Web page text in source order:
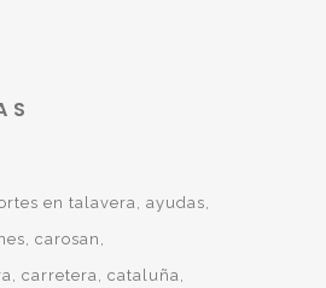
en talavera ayudas
carosan
carretera cataluña